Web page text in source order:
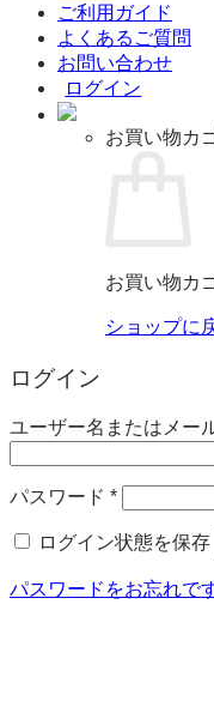
ご利用ガイド
よくあるご質問
お問い合わせ
ログイン
お買い物カ
お買い物カ
ショップに
ログイン
ユーザー名またはメー
パスワード *必
ログイン状態を保存
パスワードをお忘れで